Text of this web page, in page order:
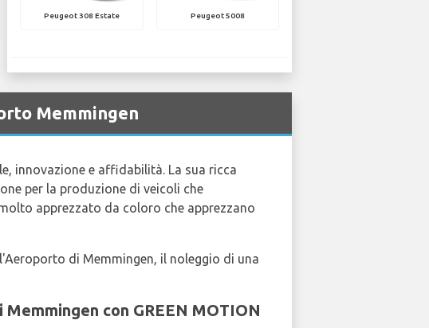
Peugeot 308 Estate Peugeot 5008
Memmingen
innovazione e affidabilità. La sua ricca
per la produzione di veicoli che
apprezzato da coloro che apprezzano
di Memmingen, il noleggio di una
con GREEN MOTION